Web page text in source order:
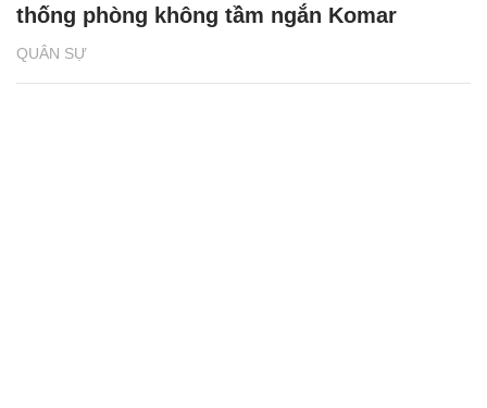
QUÂN SỰ
thống phòng không tầm ngắn Komar